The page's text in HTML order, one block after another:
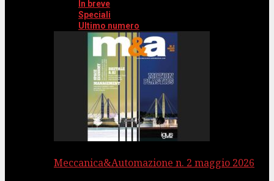
In breve
Speciali
Ultimo numero
Meccanica&Automazione n. 2 maggio 2026